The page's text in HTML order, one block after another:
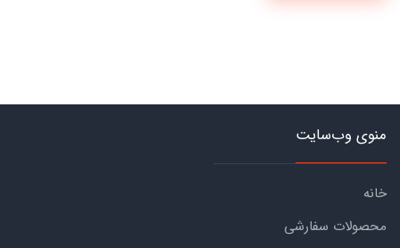
منوی وب‌سایت
خانه
محصولات سفارشی